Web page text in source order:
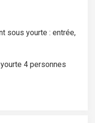
sous yourte : entrée,
4 personnes